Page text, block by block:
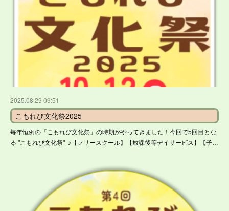
2025.08.29 09:51
こもれび文化祭2025
毎年恒例の「こもれび文化祭」の時期がやってきました！今回で5回目とな
る "こもれび文化祭" ♪【フリースクール】【放課後等デイサービス】【子…